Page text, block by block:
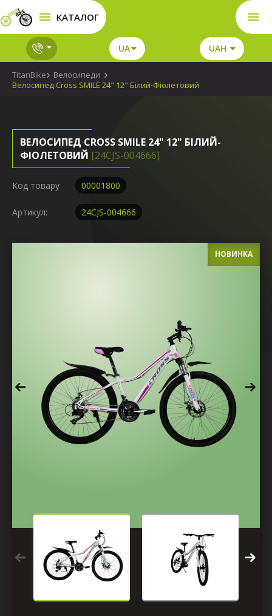
КАТАЛОГ
UA UAH
TitanBike
Велосипеди
Велосипед Cross SMILE 24" 12" Білий-Фіолетовий
ВЕЛОСИПЕД CROSS SMILE 24" 12" БІЛИЙ-
ФІОЛЕТОВИЙ [24CJS-004666]
Код товару 00001800
Артикул: 24CJS-004666
НОВИНКА